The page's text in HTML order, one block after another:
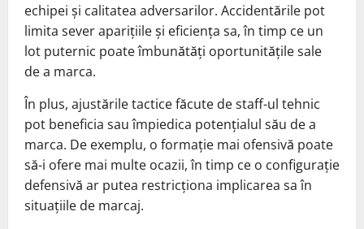
echipei și calitatea adversarilor. Accidentările pot
limita sever aparițiile și eficiența sa, în timp ce un
lot puternic poate îmbunătăți oportunitățile sale
de a marca.
În plus, ajustările tactice făcute de staff-ul tehnic
pot beneficia sau împiedica potențialul său de a
marca. De exemplu, o formație mai ofensivă poate
să-i ofere mai multe ocazii, în timp ce o configurație
defensivă ar putea restricționa implicarea sa în
situațiile de marcaj.